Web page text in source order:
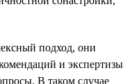
подход, они
и экспертизы
В таком случае